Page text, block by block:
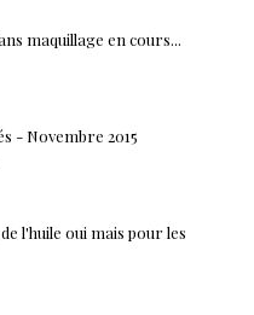
maquillage en cours...
- Novembre 2015
l'huile oui mais pour les